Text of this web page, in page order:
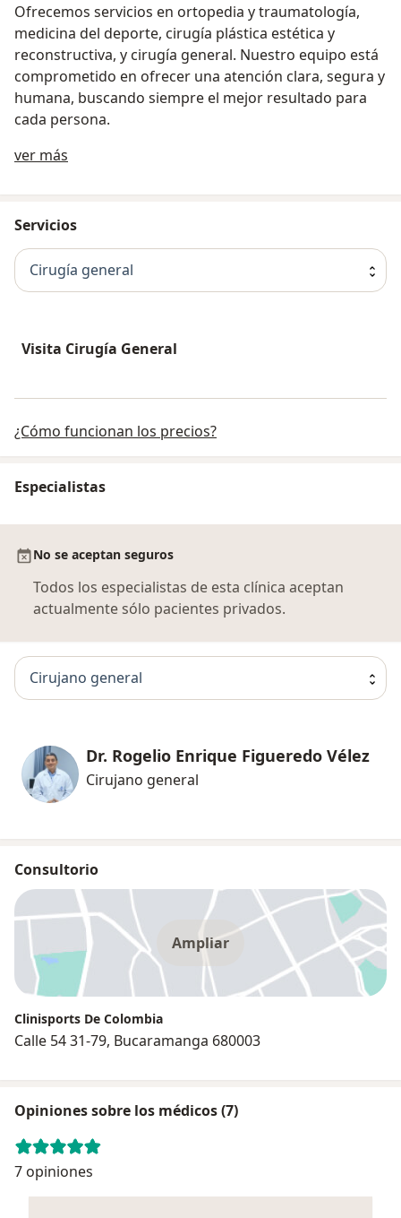
Ofrecemos servicios en ortopedia y traumatología,
medicina del deporte, cirugía plástica estética y
reconstructiva, y cirugía general. Nuestro equipo está
comprometido en ofrecer una atención clara, segura y
humana, buscando siempre el mejor resultado para
cada persona.
ver más
Servicios
Cirugía general
Visita Cirugía General
¿Cómo funcionan los precios?
Especialistas
No se aceptan seguros
Todos los especialistas de esta clínica aceptan
actualmente sólo pacientes privados.
Cirujano general
Dr. Rogelio Enrique Figueredo Vélez
Cirujano general
Consultorio
Ampliar
Clinisports De Colombia
Calle 54 31-79, Bucaramanga 680003
Opiniones sobre los médicos (7)
7 opiniones